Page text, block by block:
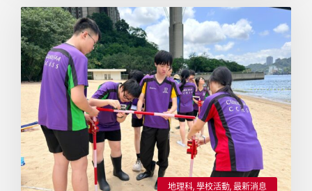
地理科,學校活動,最新消息